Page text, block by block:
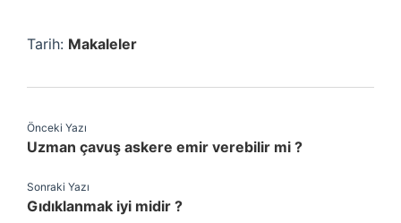
Tarih: Makaleler
Önceki Yazı
Uzman çavuş askere emir verebilir mi ?
Sonraki Yazı
Gıdıklanmak iyi midir ?